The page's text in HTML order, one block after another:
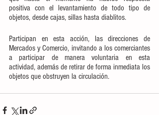
positiva con el levantamiento de todo tipo de
objetos, desde cajas, sillas hasta diablitos.
Participan en esta acción, las direcciones de
Mercados y Comercio, invitando a los comerciantes
a participar de manera voluntaria en esta
actividad, además de retirar de forma inmediata los
objetos que obstruyen la circulación.